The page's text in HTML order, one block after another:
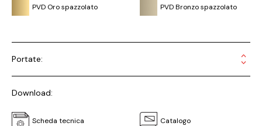
PVD Oro spazzolato PVD Bronzo spazzolato
Portate:
Download:
Scheda tecnica Catalogo